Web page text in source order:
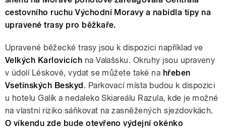
cestovního ruchu Východní Moravy a nabídla tipy na
upravené trasy pro běžkaře.
Upravené běžecké trasy jsou k dispozici například ve
Velkých Karlovicích na Valašsku. Okruhy jsou upraveny
v údolí Léskové, vydat se můžete také na hřeben
Vsetínských Beskyd. Parkovací místa budou k dispozici
u hotelu Galík a nedaleko Skiareálu Razula, kde je možné
na vlastní riziko sáňkovat na zasněžených sjezdovkách.
O víkendu zde bude otevřeno výdejní okénko